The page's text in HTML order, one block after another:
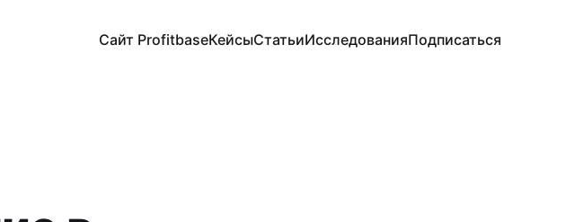
Сайт ProfitbaseКейсыСтатьиИсследованияПодписаться